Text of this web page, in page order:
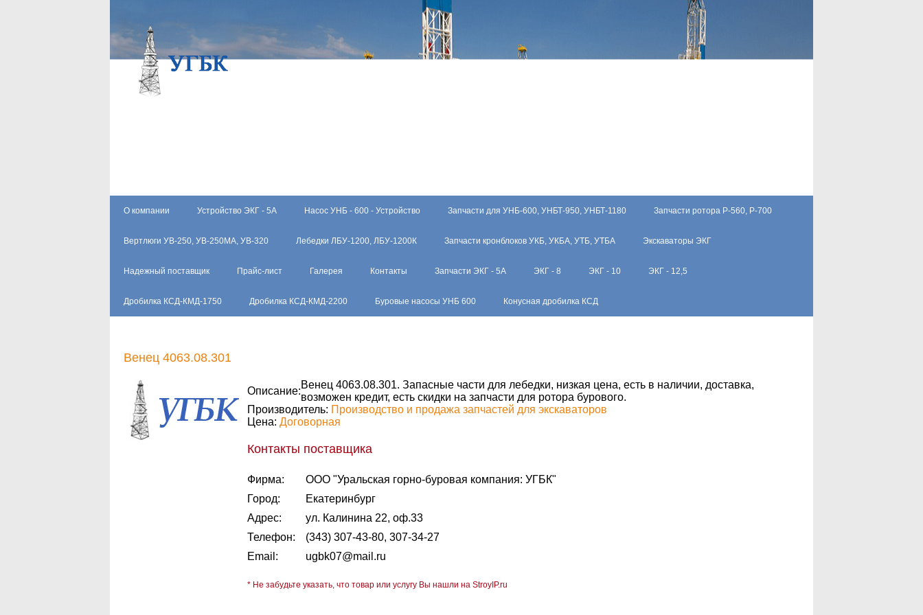
О компании Устройство ЭКГ - 5А Насос УНБ - 600 - Устройство Запчасти для УНБ-600, УНБТ-950, УНБТ-1180 Запчасти ротора Р-560, Р-700
Вертлюги УВ-250, УВ-250МА, УВ-320 Лебедки ЛБУ-1200, ЛБУ-1200К Запчасти кронблоков УКБ, УКБА, УТБ, УТБА Экскаваторы ЭКГ
Надежный поставщик Прайс-лист Галерея Контакты Запчасти ЭКГ - 5А ЭКГ - 8 ЭКГ - 10 ЭКГ - 12,5
Дробилка КСД-КМД-1750 Дробилка КСД-КМД-2200 Буровые насосы УНБ 600 Конусная дробилка КСД
Венец 4063.08.301
Описание:
Венец 4063.08.301. Запасные части для лебедки, низкая цена, есть в наличии, доставка,
возможен кредит, есть скидки на запчасти для ротора бурового.
Производитель: Производство и продажа запчастей для экскаваторов
Цена: Договорная
Контакты поставщика
Фирма:
ООО "Уральская горно-буровая компания: УГБК"
Город:
Екатеринбург
Адрес:
ул. Калинина 22, оф.33
Телефон:
(343) 307-43-80, 307-34-27
Email:
ugbk07@mail.ru
* Не забудьте указать, что товар или услугу Вы нашли на StroyIP.ru